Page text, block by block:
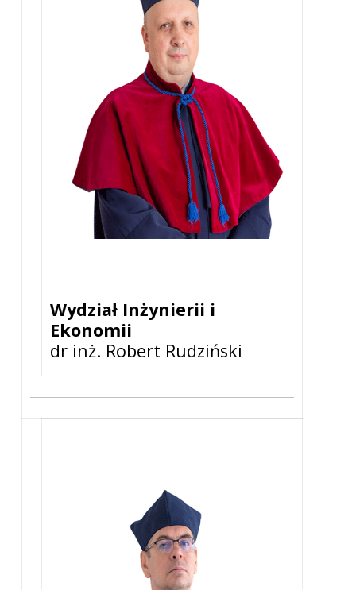
Wydział Inżynierii i
Ekonomii
dr inż. Robert Rudziński